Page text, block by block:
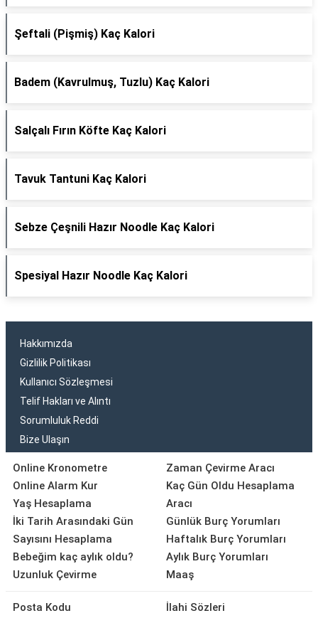
Şeftali (Pişmiş) Kaç Kalori
Badem (Kavrulmuş, Tuzlu) Kaç Kalori
Salçalı Fırın Köfte Kaç Kalori
Tavuk Tantuni Kaç Kalori
Sebze Çeşnili Hazır Noodle Kaç Kalori
Spesiyal Hazır Noodle Kaç Kalori
Hakkımızda
Gizlilik Politikası
Kullanıcı Sözleşmesi
Telif Hakları ve Alıntı
Sorumluluk Reddi
Bize Ulaşın
Online Kronometre
Online Alarm Kur
Yaş Hesaplama
İki Tarih Arasındaki Gün
Sayısını Hesaplama
Bebeğim kaç aylık oldu?
Uzunluk Çevirme
Zaman Çevirme Aracı
Kaç Gün Oldu Hesaplama
Aracı
Günlük Burç Yorumları
Haftalık Burç Yorumları
Aylık Burç Yorumları
Maaş
Posta Kodu
İlahi Sözleri